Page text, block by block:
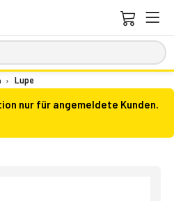
› Lupe
nur für angemeldete Kunden.